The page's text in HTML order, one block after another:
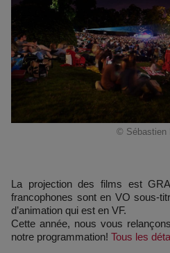
© Sébastien
La projection des films est
francophones sont en VO sous-
d’animation qui est en VF.
Cette année, nous vous
notre programmation! Tous les